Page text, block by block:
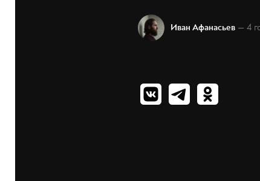
Иван Афанасьев — 4